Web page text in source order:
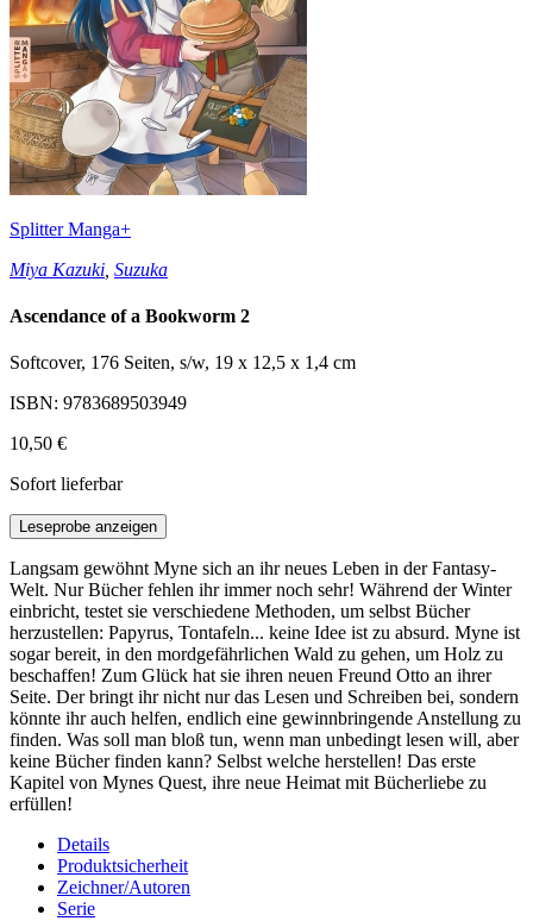
Splitter Manga+
Miya Kazuki Suzuka
Ascendance of a Bookworm 2
Softcover, 176 Seiten, s/w, 19 x 12,5 x 1,4 cm
ISBN: 9783689503949
10,50 €
Sofort lieferbar
Leseprobe anzeigen
Langsam gewöhnt Myne sich an ihr neues Leben in der Fantasy-
Welt. Nur Bücher fehlen ihr immer noch sehr! Während der Winter
einbricht, testet sie verschiedene Methoden, um selbst Bücher
herzustellen: Papyrus, Tontafeln... keine Idee ist zu absurd. Myne ist
sogar bereit, in den mordgefährlichen Wald zu gehen, um Holz zu
beschaffen! Zum Glück hat sie ihren neuen Freund Otto an ihrer
Seite. Der bringt ihr nicht nur das Lesen und Schreiben bei, sondern
könnte ihr auch helfen, endlich eine gewinnbringende Anstellung zu
finden. Was soll man bloß tun, wenn man unbedingt lesen will, aber
keine Bücher finden kann? Selbst welche herstellen! Das erste
Kapitel von Mynes Quest, ihre neue Heimat mit Bücherliebe zu
erfüllen!
Details
Produktsicherheit
Zeichner/Autoren
Serie